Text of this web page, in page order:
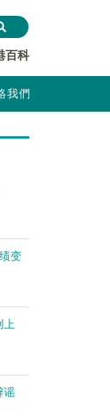
百科
我們
变
上
谣